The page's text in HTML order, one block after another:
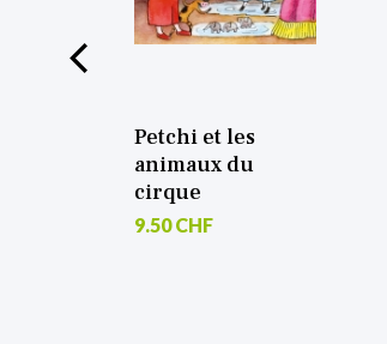
Petchi et les
animaux du